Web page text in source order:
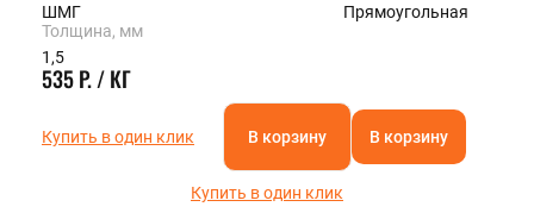
ШМГ
Прямоугольная
Толщина, мм
1,5
535 Р. / КГ
Купить в один клик В корзину В корзину
Купить в один клик